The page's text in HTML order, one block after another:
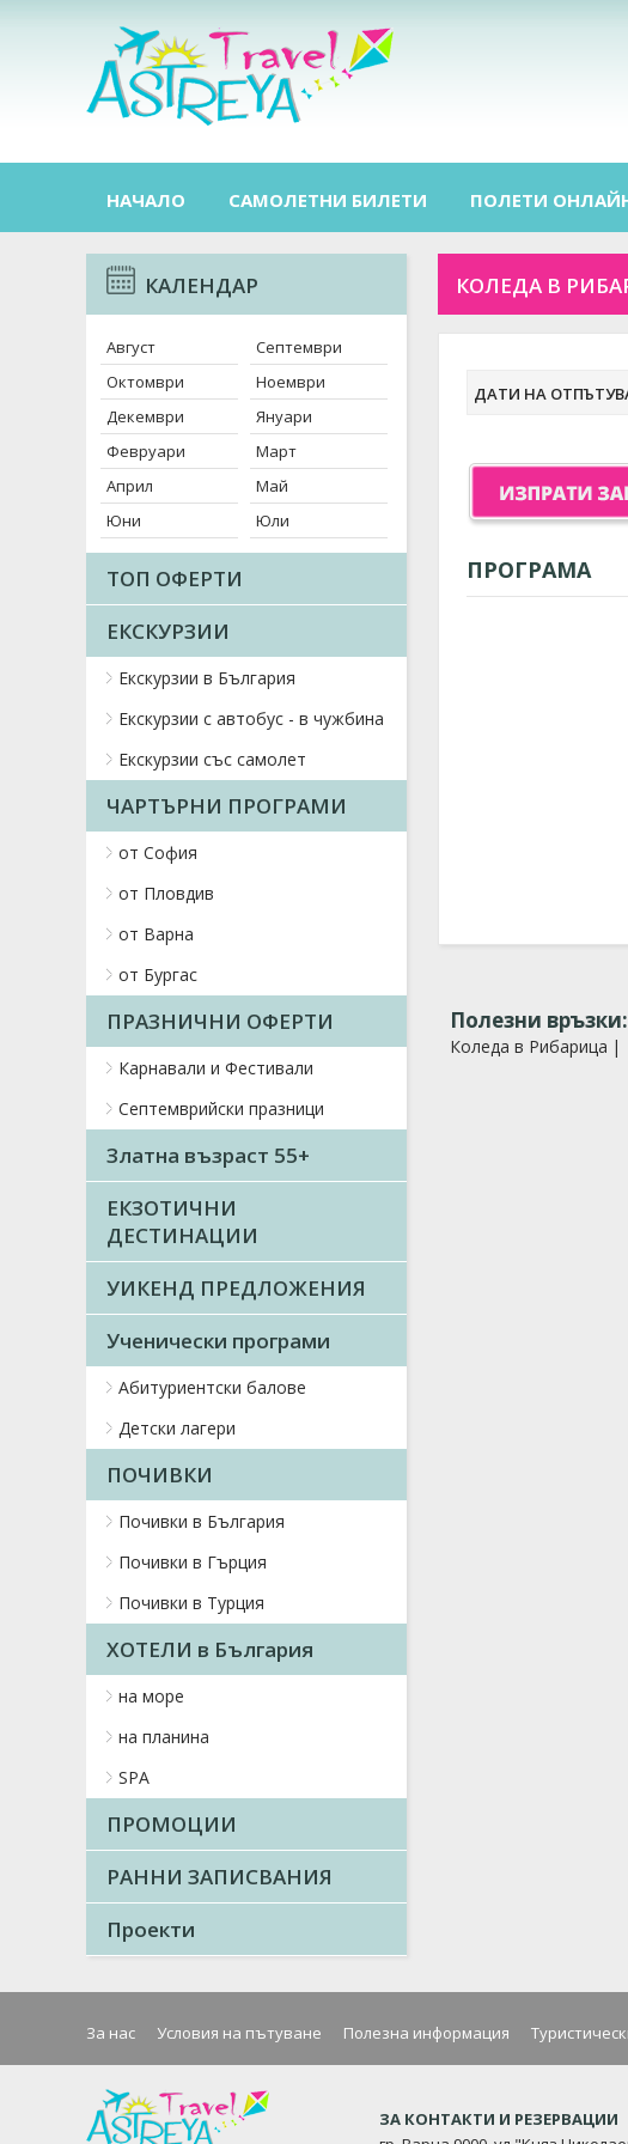
НАЧАЛО САМОЛЕТНИ БИЛЕТИ ПОЛЕТИ
КАЛЕНДАР
Август
Септември
Октомври
Ноември
Декември
Януари
Февруари
Март
Април
Май
Юни
Юли
ТОП ОФЕРТИ
ЕКСКУРЗИИ
Екскурзии в България
Екскурзии с автобус - в чужбина
Екскурзии със самолет
ЧАРТЪРНИ ПРОГРАМИ
от София
от Пловдив
от Варна
от Бургас
ПРАЗНИЧНИ ОФЕРТИ
Карнавали и Фестивали
Септемврийски празници
Златна възраст 55+
ЕКЗОТИЧНИ
ДЕСТИНАЦИИ
УИКЕНД ПРЕДЛОЖЕНИЯ
Ученически програми
Абитуриентски балове
Детски лагери
ПОЧИВКИ
Почивки в България
Почивки в Гърция
Почивки в Турция
ХОТЕЛИ в България
на море
на планина
SPA
ПРОМОЦИИ
РАННИ ЗАПИСВАНИЯ
Проекти
КОЛЕДА В
ДАТИ НА
ПРОГРАМА
Полезни връзки:
Коледа в Рибарица |
За нас Условия на пътуване Полезна информация
ЗА КОНТАКТИ И РЕЗЕРВАЦИИ